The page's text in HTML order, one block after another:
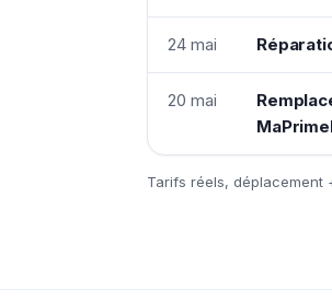
24 mai
20 mai
Tarifs réels, déplacement